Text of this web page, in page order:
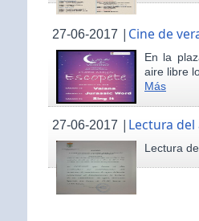
27-06-2017 | Cine de
En la
aire libre
Más
27-06-2017 | Lectura del
Lectura